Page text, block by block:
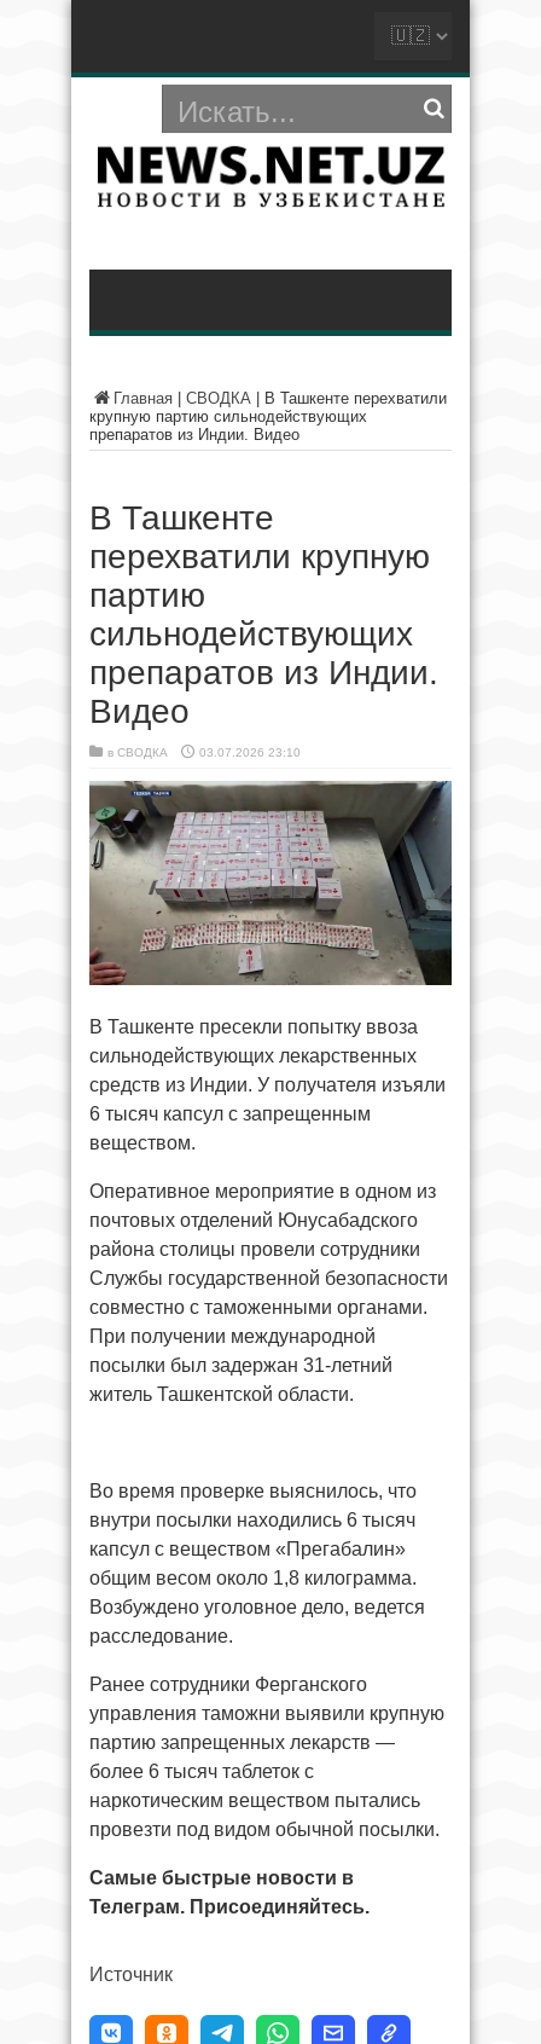
Главная СВОДКА
В Ташкенте перехватили
крупную партию сильнодействующих
препаратов из Индии. Видео
В Ташкенте
перехватили крупную
партию
сильнодействующих
препаратов из Индии.
Видео
в СВОДКА 03.07.2026 23:10
В Ташкенте пресекли попытку ввоза
сильнодействующих лекарственных
средств из Индии. У получателя изъяли
6 тысяч капсул с запрещенным
веществом.
Оперативное мероприятие в одном из
почтовых отделений Юнусабадского
района столицы провели сотрудники
Службы государственной безопасности
совместно с таможенными органами.
При получении международной
посылки был задержан 31-летний
житель Ташкентской области.
Во время проверке выяснилось, что
внутри посылки находились 6 тысяч
капсул с веществом «Прегабалин»
общим весом около 1,8 килограмма.
Возбуждено уголовное дело, ведется
расследование.
Ранее сотрудники Ферганского
управления таможни выявили крупную
партию запрещенных лекарств —
более 6 тысяч таблеток с
наркотическим веществом пытались
провезти под видом обычной посылки.
Самые быстрые новости в
Телеграм. Присоединяйтесь.
Источник